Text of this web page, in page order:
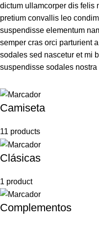
dictum ullamcorper dis felis
pretium convallis leo
suspendisse elementum
semper cras orci parturient
sodales sed nascetur et mi
suspendisse sodales nostra
Camiseta
11 products
Clásicas
1 product
Complementos